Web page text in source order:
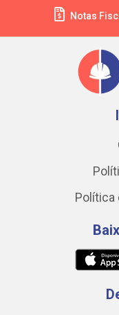
Notas
Política